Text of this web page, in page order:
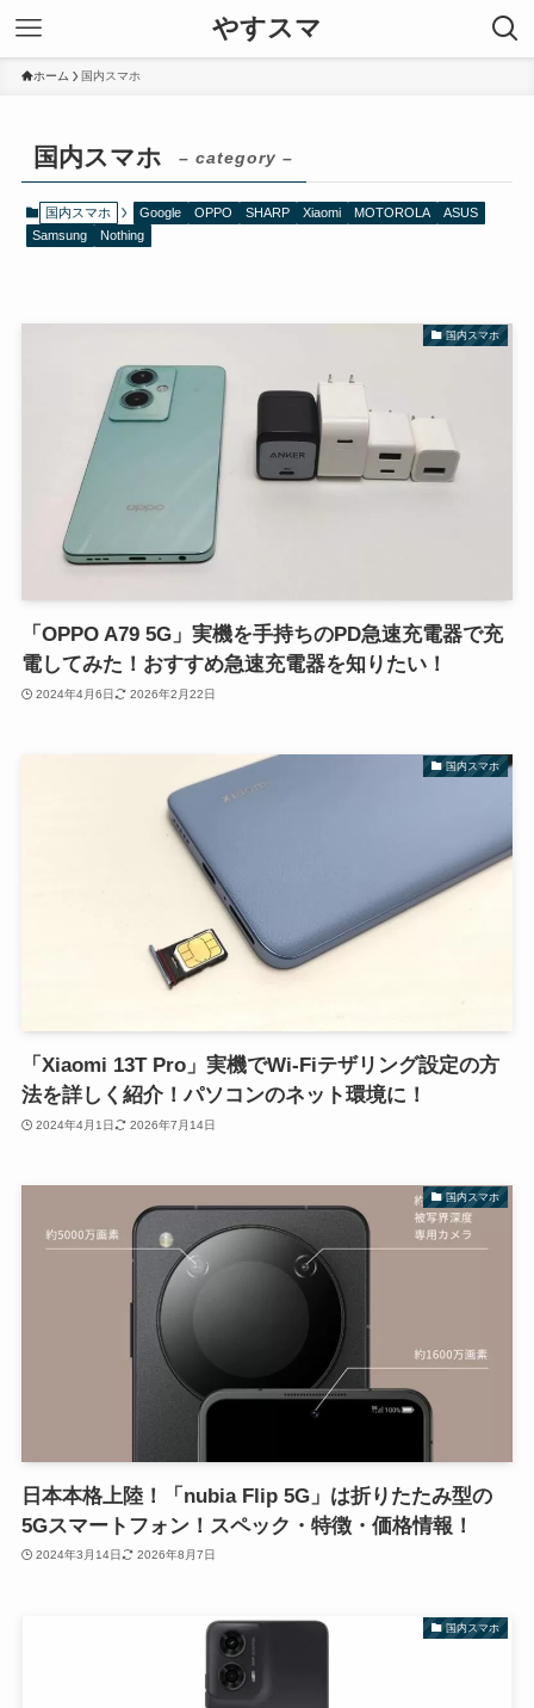
やすスマ
ホーム 国内スマホ
国内スマホ – category –
国内スマホ Google OPPO SHARP Xiaomi MOTOROLA
ASUS
Samsung
Nothing
国内スマホ
「OPPO A79 5G」実機を手持ちのPD急速充電器で充
電してみた！おすすめ急速充電器を知りたい！
2024年4月6日 2026年2月22日
国内スマホ
「Xiaomi 13T Pro」実機でWi-Fiテザリング設定の方
法を詳しく紹介！パソコンのネット環境に！
2024年4月1日 2026年7月14日
国内スマホ
日本本格上陸！「nubia Flip 5G」は折りたたみ型の
5Gスマートフォン！スペック・特徴・価格情報！
2024年3月14日 2026年8月7日
国内スマホ